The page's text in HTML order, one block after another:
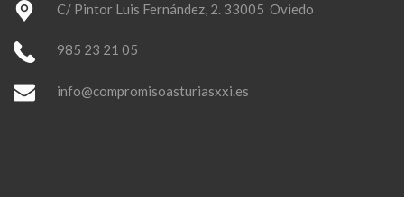
C/ Pintor Luis Fernández, 2. 33005 Oviedo
985 23 21 05
info@compromisoasturiasxxi.es